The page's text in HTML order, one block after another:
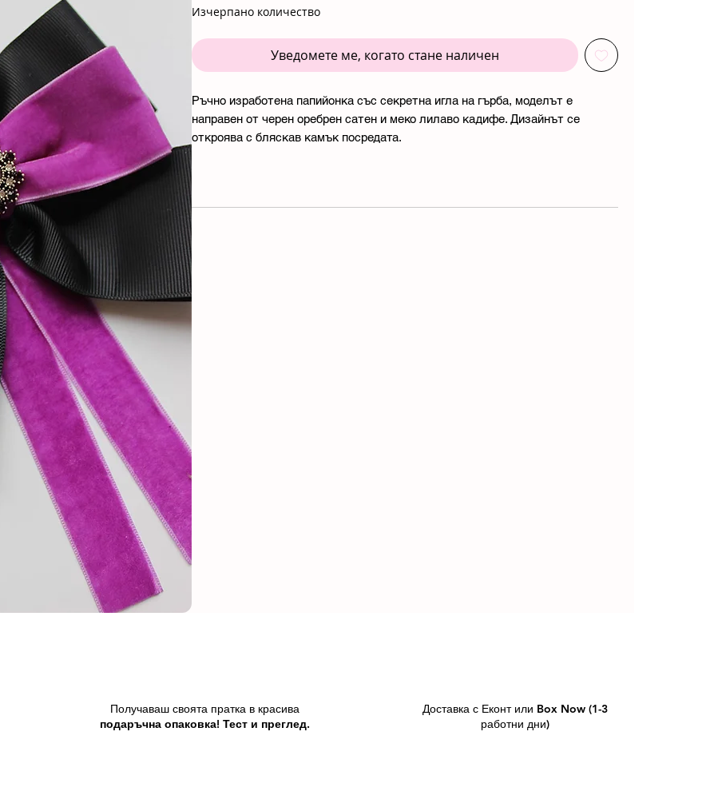
Изчерпано количество
Уведомете ме, когато стане наличен
Ръчно изработена папийонка със секретна игла на гърба, моделът е
направен от черен оребрен сатен и меко лилаво кадифе. Дизайнът се
откроява с бляскав камък посредата.
Получаваш своята пратка в красива
подаръчна опаковка! Тест и преглед.
Доставка с Еконт или Box Now (1-3
работни дни)